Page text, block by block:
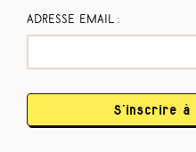
Adresse email :
S’inscrire